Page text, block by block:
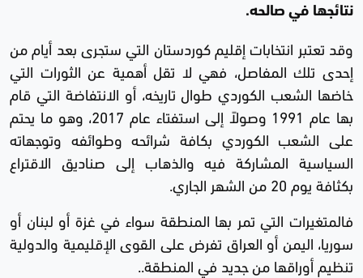
نتائجها في صالحه.
وقد تعتبر انتخابات إقليم كوردستان التي ستجرى بعد أيام من
إحدى تلك المفاصل، فهي لا تقل أهمية عن الثورات التي
خاضها الشعب الكوردي طوال تاريخه، أو الانتفاضة التي قام
بها عام 1991 وصولاً إلى استفتاء عام 2017، وهو ما يحتم
على الشعب الكوردي بكافة شرائحه وطوائفه وتوجهاته
السياسية المشاركة فيه والذهاب إلى صناديق الاقتراع
بكثافة يوم 20 من الشهر الجاري.
فالمتغيرات التي تمر بها المنطقة سواء في غزة أو لبنان أو
سوريا، اليمن أو العراق تفرض على القوى الإقليمية والدولية
تنظيم أوراقها من جديد في المنطقة..